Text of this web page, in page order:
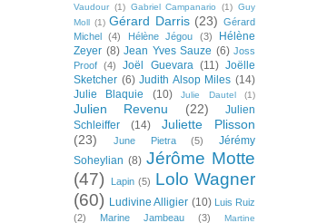
Vaudour (1) Gabriel Campanario (1) Guy
Moll (1) Gérard Darris (23) Gérard
Michel
(4) Hélène Jégou (3)
Hélène
Zeyer (8) Jean Yves Sauze (6) Joss
Proof
(4) Joël Guevara (11) Joëlle
Sketcher (6) Judith Alsop Miles (14)
Julie Blaquie
(10) Julie Dautel (1)
Julien Revenu (22)
Julien
Schleiffer
(14)
Juliette Plisson
(23)
June Pietra (5)
Jérémy
Soheylian (8) Jérôme Motte
(47)
Lapin (5) Lolo Wagner
(60) Ludivine Alligier (10) Luis Ruiz
(2)
Marine Jambeau (3) Martine